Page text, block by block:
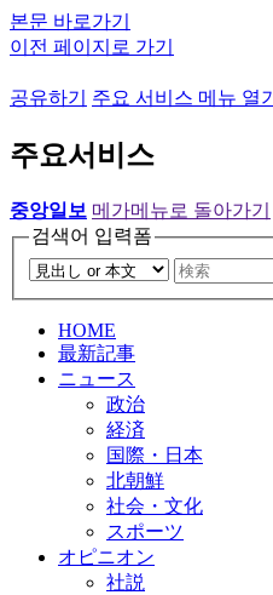
본문 바로가기
이전 페이지로 가기
공유하기 주요 서비스 메뉴 열기
주요서비스
중앙일보 메가메뉴로 돌아가기
검색어 입력폼
HOME
最新記事
ニュース
政治
経済
国際・日本
北朝鮮
社会・文化
スポーツ
オピニオン
社説